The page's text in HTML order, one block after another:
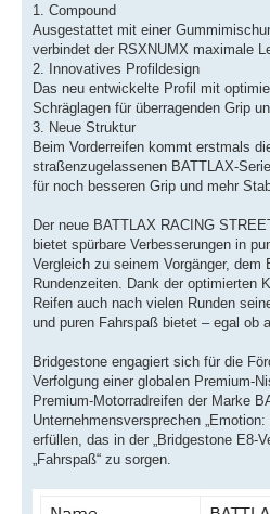
1. Compound
Ausgestattet mit einer
verbindet der RSXNUMX maximale
2. Innovatives Profildesign
Das neu entwickelte Profil mit
Schräglagen für überragenden Grip
3. Neue Struktur
Beim Vorderreifen kommt erstmals
straßenzugelassenen BATTLAX-
für noch besseren Grip und mehr
Der neue BATTLAX RACING
bietet spürbare Verbesserungen in
Vergleich zu seinem Vorgänger,
Rundenzeiten. Dank der optimierten
Reifen auch nach vielen Runden
und puren Fahrspaß bietet – egal ob
Bridgestone engagiert sich für die
Verfolgung einer globalen Premium-
Premium-Motorradreifen der Marke
Unternehmensversprechen
erfüllen, das in der „Bridgestone E8-
„Fahrspaß“ zu sorgen.